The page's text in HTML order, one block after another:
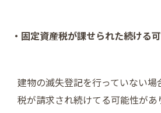
・固定資産税が課せられた続ける
建物の滅失登記を行っていない
税が請求され続けてる可能性があ